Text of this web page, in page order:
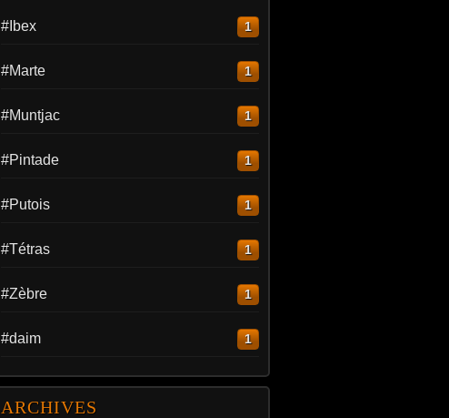
#Ibex 1
#Marte 1
#Muntjac 1
#Pintade 1
#Putois 1
#Tétras 1
#Zèbre 1
#daim 1
ARCHIVES